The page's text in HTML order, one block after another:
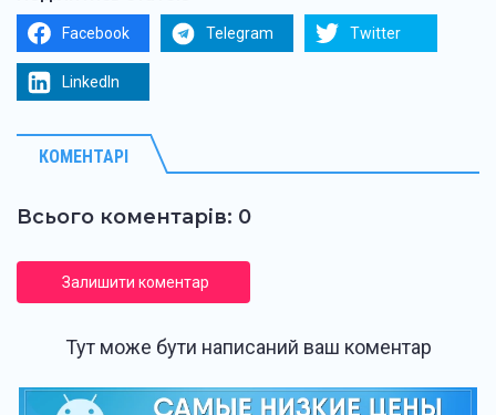
Facebook Telegram Twitter
LinkedIn
КОМЕНТАРІ
Всього коментарів: 0
Залишити коментар
Тут може бути написаний ваш коментар